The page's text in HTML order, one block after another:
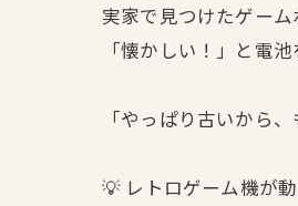
実家で見つけたゲー
「懐かしい！」と電
「やっぱり古いから
💡 レトロゲーム機が